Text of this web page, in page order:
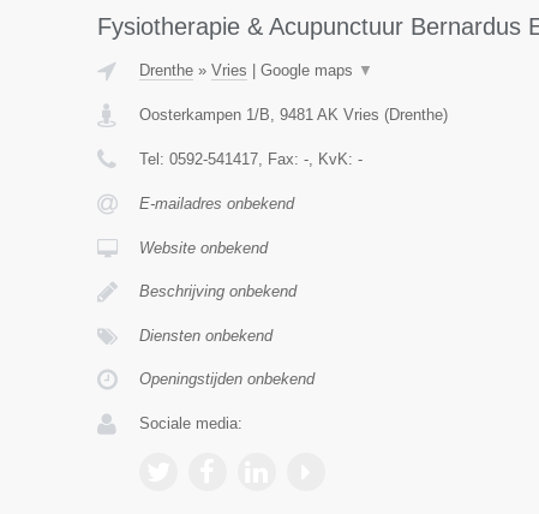
Fysiotherapie & Acupunctuur Bernardus
Drenthe» Vries Google maps ▼
Oosterkampen 1/B, 9481 AK Vries (Drenthe)
Tel: 0592-541417, Fax: -, KvK: -
E-mailadres onbekend
Website onbekend
Beschrijving onbekend
Diensten onbekend
Openingstijden onbekend
Sociale media: